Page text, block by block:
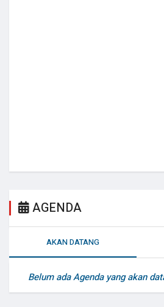
AGENDA
AKAN DATANG
Belum ada Agenda yang akan